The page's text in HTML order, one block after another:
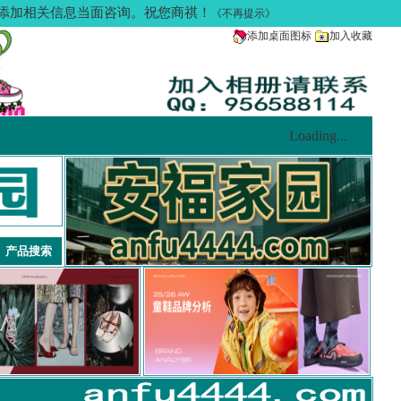
相关信息当面咨询。祝您商祺！
《不再提示》
添加桌面图标
加入收藏
Loading...